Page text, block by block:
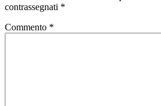
contrassegnati *
Commento *